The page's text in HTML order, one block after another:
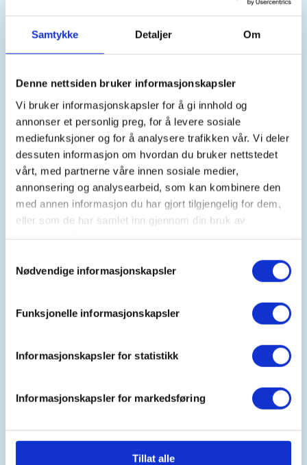
Samtykke Detaljer Om
Denne nettsiden bruker informasjonskapsler
Vi bruker informasjonskapsler for å gi innhold og
annonser et personlig preg, for å levere sosiale
mediefunksjoner og for å analysere trafikken vår. Vi deler
dessuten informasjon om hvordan du bruker nettstedet
vårt, med partnerne våre innen sosiale medier,
annonsering og analysearbeid, som kan kombinere den
med annen informasjon du har gjort tilgjengelig for dem,
eller som de har samlet inn gjennom din bruk av
Nødvendige informasjonskapsler
Funksjonelle informasjonskapsler
Informasjonskapsler for statistikk
Informasjonskapsler for markedsføring
Tillat alle
Vi oppfordrer til samkjøring. Fordeling av kostnad
ved hver av deltakerne sjåføren i henhold til
følgende regnestykke: antall km x 3 kr + eventuelle
totalt antall personer i bilen.
Turbeskrivelse:
Turen starter kl 11.00Fra parkeringen følger en
vegen forbi "låven/bygget" ca 200m og tar opp til
høyre. Her går en gjennom ei lita grind. Herfra går
det tydelig sti til topps. Stien følger eggen av
fjellet og det er fin utsikt ned på begge sider, både
til Sunnylvsfjorden og Vassevatnet/Jonstølen.
Turen har moderat stigning fra start til slutt, men
moh. Retur på samme sti.
: Ta med drikke, mat, kjeks/frukt. Passende
klær etter vær og forhold, og godt fottøy. Ta med
: Turen er gratis for DNT-medlemmer, og 50 kr
for ikke-medlemmer. Vi oppfordrer alle til å melde
seg inn i DNT og støtte opp om arbeidet vi gjør.
kommer. Gi beskjed til turleder direkte ved frafall.